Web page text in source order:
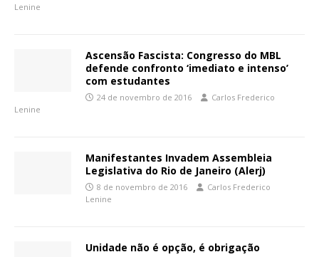
Lenine
Ascensão Fascista: Congresso do MBL
defende confronto ‘imediato e intenso’
com estudantes
24 de novembro de 2016
Carlos Frederico
Lenine
Manifestantes Invadem Assembleia
Legislativa do Rio de Janeiro (Alerj)
8 de novembro de 2016
Carlos Frederico
Lenine
Unidade não é opção, é obrigação